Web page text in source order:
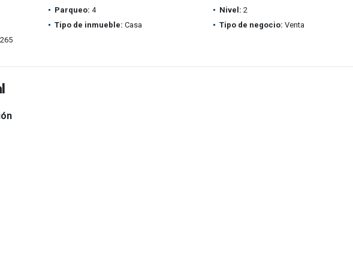
Parqueo: 4 Nivel: 2
Tipo de inmueble: Casa Tipo de negocio: Venta